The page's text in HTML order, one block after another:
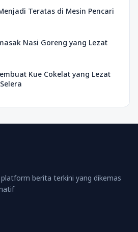
Teratas di Mesin Pencari
Nasi Goreng yang Lezat
Kue Cokelat yang Lezat
berita terkini yang dikemas